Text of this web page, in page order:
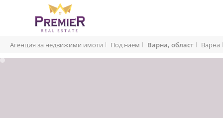
Агенция за недвижими имоти Под наем Варна, област Варна